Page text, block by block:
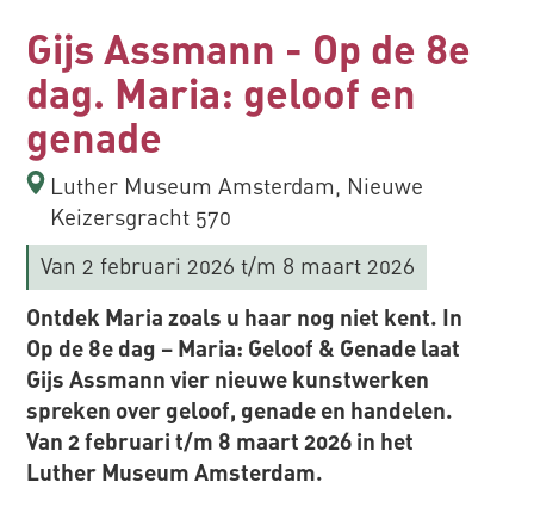
Gijs Assmann - Op de 8e
dag. Maria: geloof en
genade
Luther Museum Amsterdam, Nieuwe
Keizersgracht 570
Van 2 februari 2026t/m 8 maart 2026
Ontdek Maria zoals u haar nog niet kent. In
Op de 8e dag – Maria: Geloof & Genade laat
Gijs Assmann vier nieuwe kunstwerken
spreken over geloof, genade en handelen.
Van 2 februari t/m 8 maart 2026 in het
Luther Museum Amsterdam.